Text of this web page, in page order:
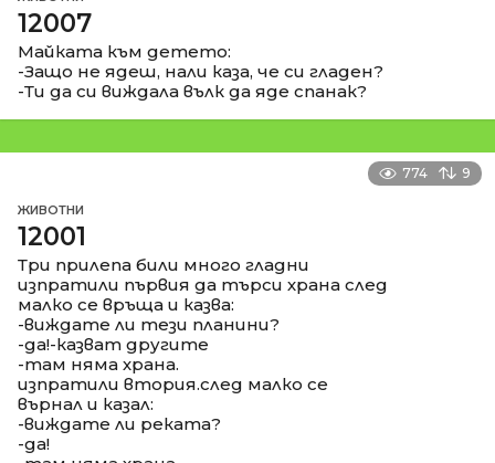
12007
Майката към детето:
-Защо не ядеш, нали каза, че си гладен?
-Ти да си виждала вълк да яде спанак?
774 9
ЖИВОТНИ
12001
Три прилепа били много гладни
изпратили първия да търси храна след
малко се връща и казва:
-виждате ли тези планини?
-да!-казват другите
-там няма храна.
изпратили втория.след малко се
върнал и казал:
-виждате ли реката?
-да!